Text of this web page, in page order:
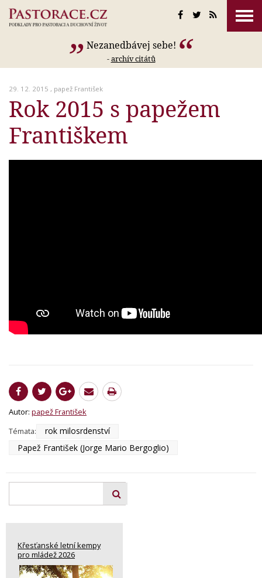
Nezanedbávej sebe!
-archív citátů
29. 12. 2015 , papež František
Rok 2015 s papežem
Františkem
Autor: papež František
Témata:
rok milosrdenství
Papež František (Jorge Mario Bergoglio)
Křesťanské letní kempy
pro mládež 2026